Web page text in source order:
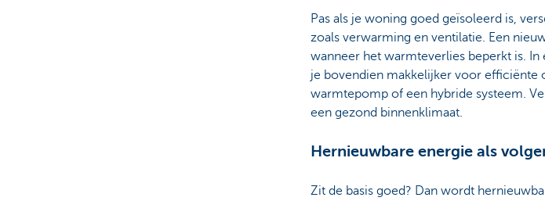
Pas als je woning goed geïsoleerd is,
zoals verwarming en ventilatie. Een
wanneer het warmteverlies beperkt is.
je bovendien makkelijker voor efficiënte
warmtepomp of een hybride systeem.
een gezond binnenklimaat.
Hernieuwbare energie als
Zit de basis goed? Dan wordt